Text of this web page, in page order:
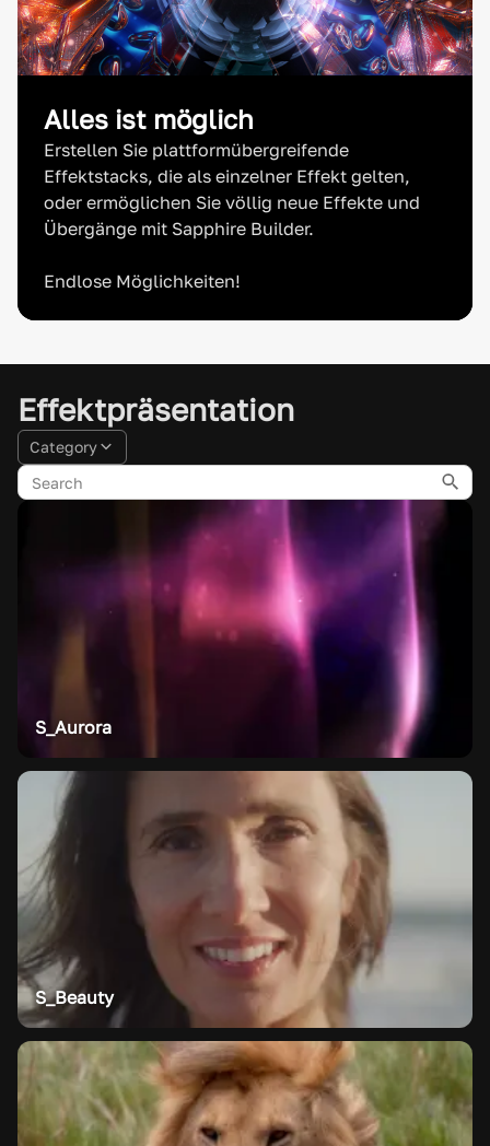
Alles ist möglich
Erstellen Sie plattformübergreifende
Effektstacks, die als einzelner Effekt gelten,
oder ermöglichen Sie völlig neue Effekte und
Übergänge mit Sapphire Builder.
Endlose Möglichkeiten!
Effektpräsentation
Category
S_Aurora
S_Beauty